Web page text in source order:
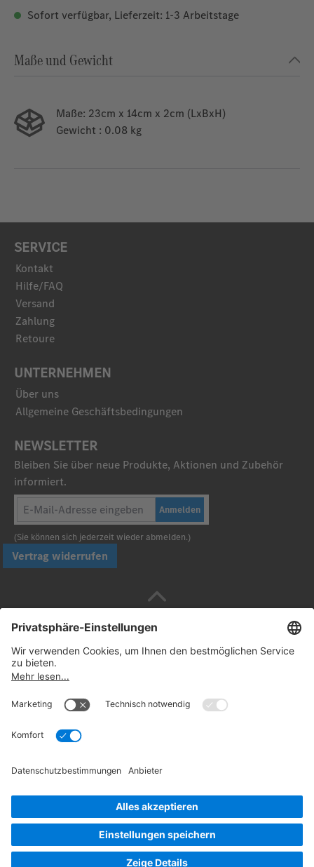
Sofort verfügbar, Lieferzeit: 1-3 Arbeitstage
Maße und Gewicht
Maße: 23cm x 14cm x 2cm (LxBxH)
Gewicht : 0.08 kg
SERVICE
Kontakt
Hilfe/FAQ
Versand
Zahlung
Retoure
UNTERNEHMEN
Über uns
Allgemeine Geschäftsbedingungen
NEWSLETTER
Bleiben Sie über neue Produkte, Aktionen und Zubehör
informiert.
Anmelden
(Sie können sich jederzeit wieder abmelden.)
Vertrag widerrufen
Sicher bezahlen mit
© 2026. Daimler Truck AG. Alle Rechte vorbehalten
Widerrufsbelehrung
Hinweise